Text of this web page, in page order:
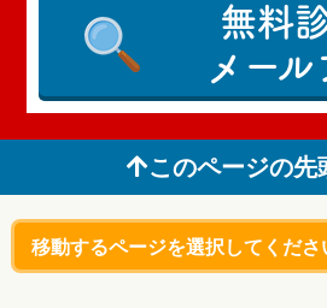
無料
メール
このページの先